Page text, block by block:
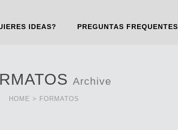
IDEAS? PREGUNTAS FREQUENTES
Archive
HOME > FORMATOS